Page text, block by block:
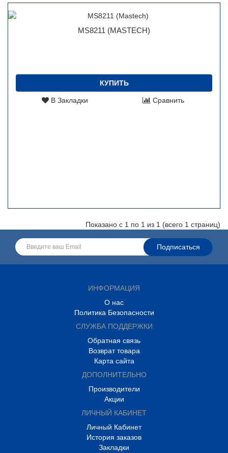
MS8211 (MASTECH)
КУПИТЬ
В Закладки Сравнить
Показано с 1 по 1 из 1 (всего 1 страниц)
ИНФОРМАЦИЯ
О нас
Политика Безопасности
СЛУЖБА ПОДДЕРЖКИ
Обратная связь
Возврат товара
Карта сайта
ДОПОЛНИТЕЛЬНО
Производители
Акции
ЛИЧНЫЙ КАБИНЕТ
Личный Кабинет
История заказов
Закладки